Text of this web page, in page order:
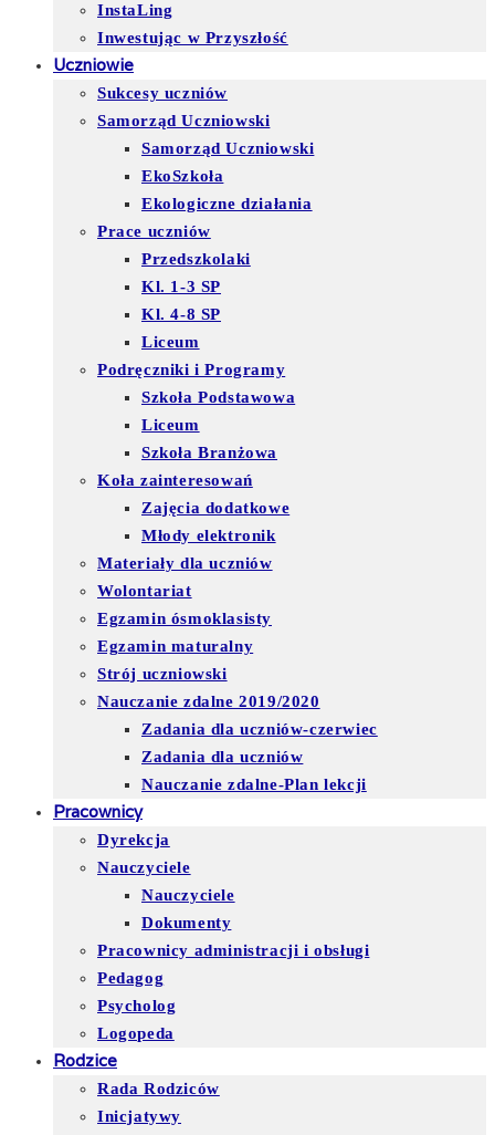
InstaLing
Inwestując w Przyszłość
Uczniowie
Sukcesy uczniów
Samorząd Uczniowski
Samorząd Uczniowski
EkoSzkoła
Ekologiczne działania
Prace uczniów
Przedszkolaki
Kl. 1-3 SP
Kl. 4-8 SP
Liceum
Podręczniki i Programy
Szkoła Podstawowa
Liceum
Szkoła Branżowa
Koła zainteresowań
Zajęcia dodatkowe
Młody elektronik
Materiały dla uczniów
Wolontariat
Egzamin ósmoklasisty
Egzamin maturalny
Strój uczniowski
Nauczanie zdalne 2019/2020
Zadania dla uczniów-czerwiec
Zadania dla uczniów
Nauczanie zdalne-Plan lekcji
Pracownicy
Dyrekcja
Nauczyciele
Nauczyciele
Dokumenty
Pracownicy administracji i obsługi
Pedagog
Psycholog
Logopeda
Rodzice
Rada Rodziców
Inicjatywy